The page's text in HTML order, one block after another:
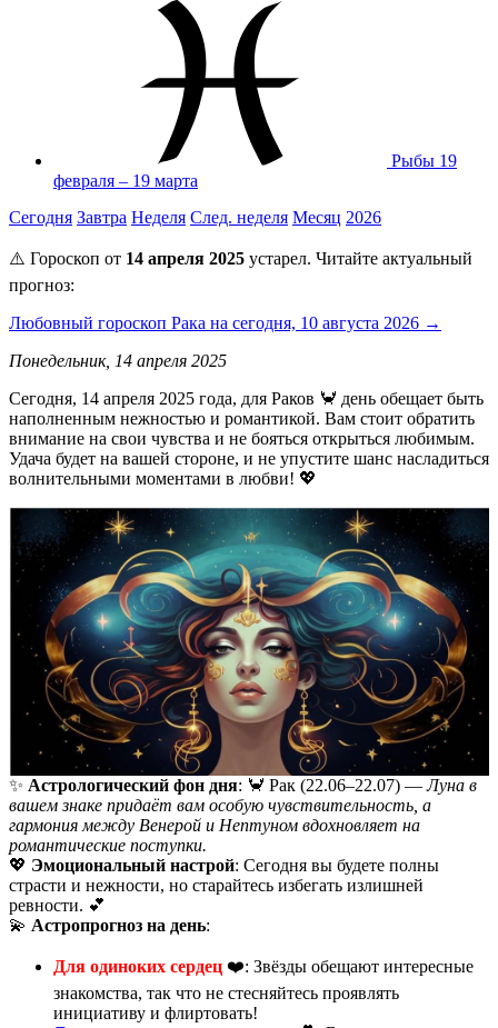
Рыбы 19
февраля – 19 марта
Сегодня Завтра Неделя След. неделя Месяц 2026
⚠️ Гороскоп от 14 апреля 2025 устарел. Читайте актуальный
прогноз:
Любовный гороскоп Рака на сегодня, 10 августа 2026 →
Понедельник, 14 апреля 2025
Сегодня, 14 апреля 2025 года, для Раков 🦀 день обещает быть
наполненным нежностью и романтикой. Вам стоит обратить
внимание на свои чувства и не бояться открыться любимым.
Удача будет на вашей стороне, и не упустите шанс насладиться
волнительными моментами в любви! 💖
✨ Астрологический фон дня: 🦀 Рак (22.06–22.07) —Луна в
вашем знаке придаёт вам особую чувствительность, а
гармония между Венерой и Нептуном вдохновляет на
романтические поступки.
💖 Эмоциональный настрой: Сегодня вы будете полны
страсти и нежности, но старайтесь избегать излишней
ревности. 💕
💫 Астропрогноз на день:
Для одиноких сердец ❤️: Звёзды обещают интересные
знакомства, так что не стесняйтесь проявлять
инициативу и флиртовать!